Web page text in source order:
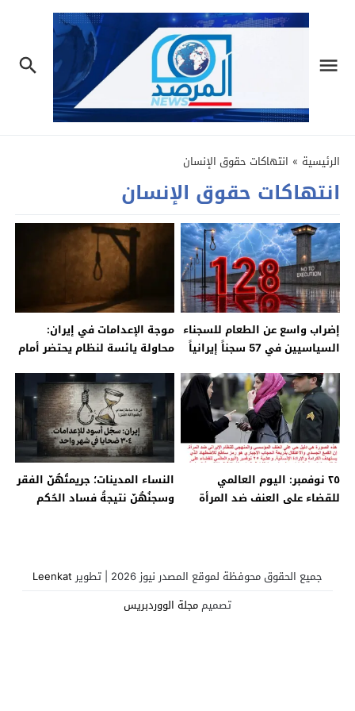
الرئيسية » انتهاكات حقوق الإنسان
انتهاكات حقوق الإنسان
إضراب واسع عن الطعام للسجناء
السياسيين في 57 سجناً إيرانياً
موجة الإعدامات في إيران:
محاولة يائسة لنظام يحتضر أمام
٢٥ نوفمبر: اليوم العالمي
للقضاء على العنف ضد المرأة
النساء المدينات؛ جريمتُهُنّ الفقر
وسجنُهُنّ نتيجةُ فساد الحُكم
جميع الحقوق محوفظة لموقع المصدر نيوز 2026 | تطوير
Leenkat
تصميممجلة الووردبريس